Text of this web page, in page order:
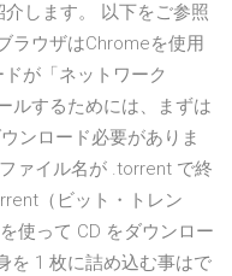
します。 以下をご参照
ラウザはChromeを使用
が「ネットワーク
ルするためには、まずは
ンロード必要がありま
ァイル名が .torrent で終
（ビット・トレン
使って CD をダウンロー
を 1 枚に詰め込む事はで